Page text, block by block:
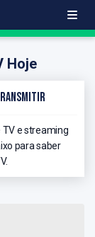
Hoje
e streaming
para saber